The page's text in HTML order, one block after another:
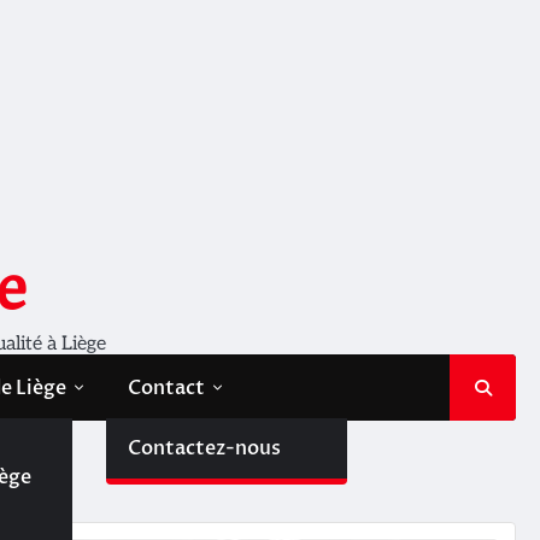
à Liège
Liège Contact
Contactez-nous